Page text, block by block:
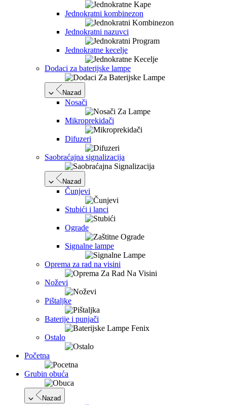
Jednokratni kombinezon
Jednokratni nazuvci
Jednokratne kecelje
Dodaci za baterijske lampe
Nazad
Nosači
Mikroprekidači
Difuzeri
Saobraćajna signalizacija
Nazad
Čunjevi
Stubići i lanci
Ograde
Signalne lampe
Oprema za rad na visini
Noževi
Pištaljke
Baterije i punjači
Ostalo
Početna
Grubin obuća
Nazad